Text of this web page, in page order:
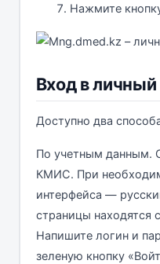
Нажмите
Вход в
Доступно два
По учетным данным.
КМИС. При
интерфейса —
страницы находятся
Напишите логин и
зеленую кнопку